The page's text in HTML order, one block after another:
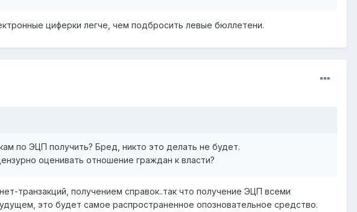
циферки легче, чем подбросить левые бюллетени.
по ЭЦП получить? Бред, никто это делать не будет.
оценивать отношение граждан к власти?
транзакций, получением справок..так что получение ЭЦП всеми
это будет самое распространенное опозновательное средство.